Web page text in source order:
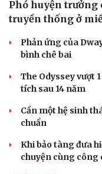
Phó huyện trưởng
truyền thống ở
Phản ứng của
bình chê bai
The Odyssey vượt
tích sau 14 năm
Cần một hệ sinh
chuẩn
Khi bảo tàng đưa
chuyện cùng công